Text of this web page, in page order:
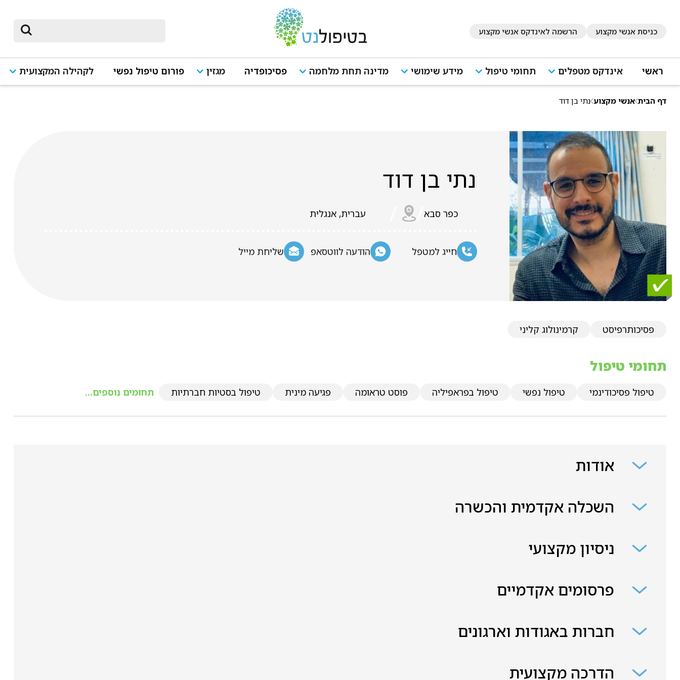
כניסת אנשי מקצוע הרשמה לאינדקס אנשי מקצוע
ראשי אינדקס מטפלים תחומי טיפול מידע שימושי מדינה תחת מלחמה פסיכופדיה מגזין פורום טיפול נפשי לקהילה המקצועית
דף הבית אנשי מקצוע נתי בן דוד
נתי בן דוד
כפר סבא עברית, אנגלית
חייג למטפל הודעה לווטסאפ שליחת מייל
פסיכותרפיסט קרמינולוג קליני
תחומי טיפול
טיפול פסיכודינמי טיפול נפשי טיפול בפראפיליה פוסט טראומה פגיעה מינית טיפול בסטיות חברתיות תחומים נוספים...
אודות
השכלה אקדמית והכשרה
ניסיון מקצועי
פרסומים אקדמיים
חברות באגודות וארגונים
הדרכה מקצועית